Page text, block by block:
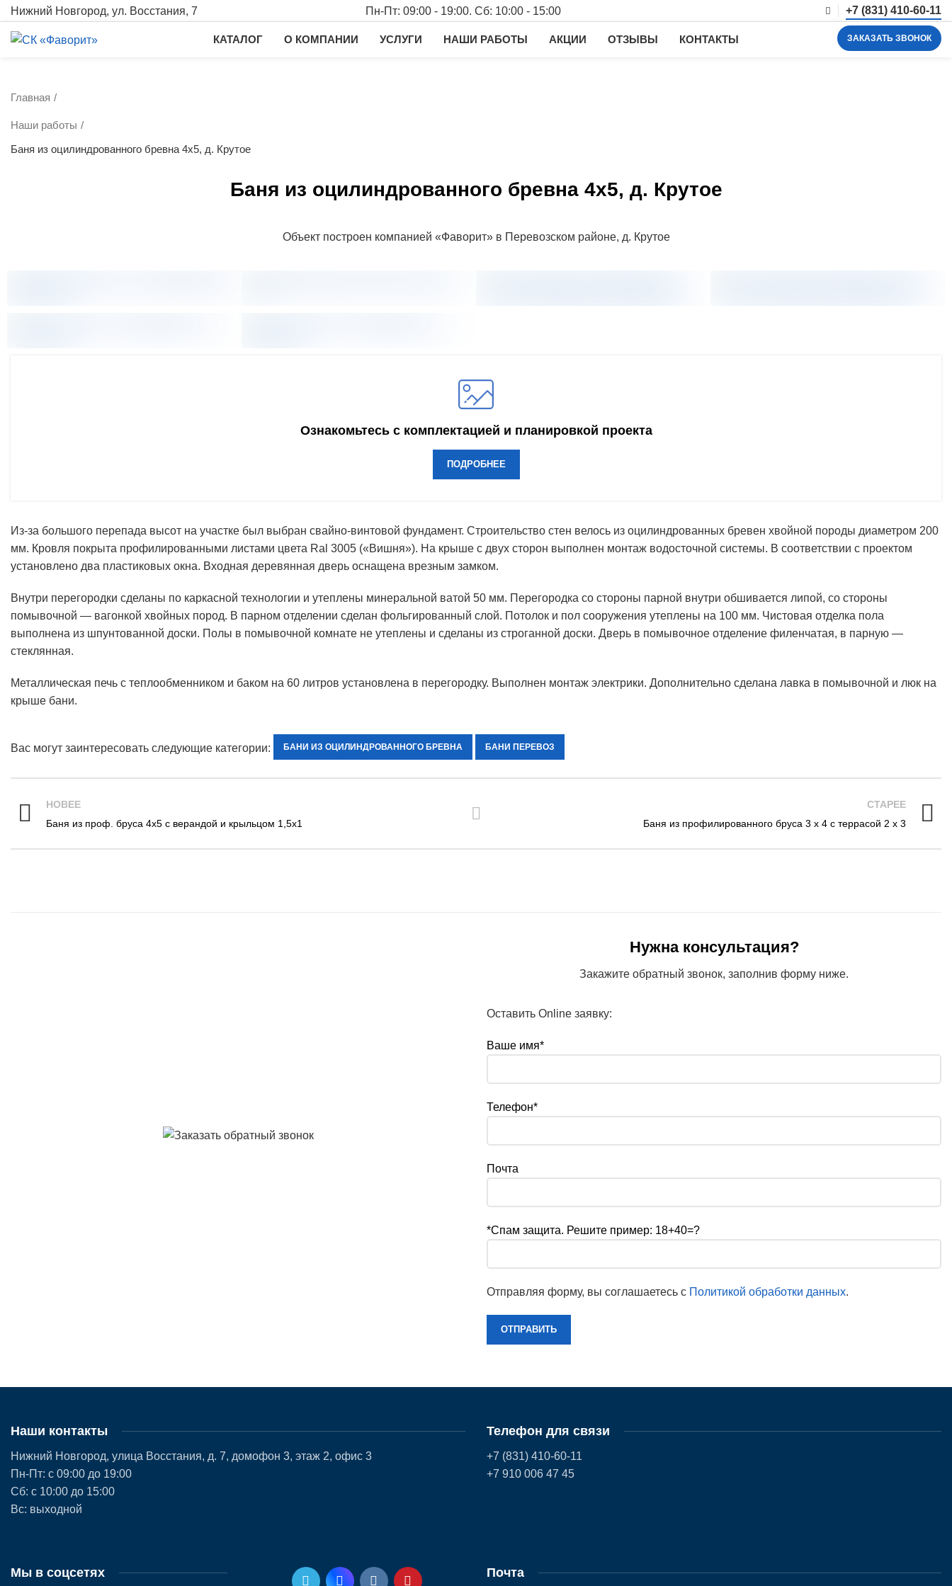
Нижний Новгород, ул. Восстания, 7 Пн-Пт: 09:00 - 19:00. Сб: 10:00 - 15:00 +7 (831) 410-60-11
КАТАЛОГ О КОМПАНИИ УСЛУГИ НАШИ РАБОТЫ АКЦИИ ОТЗЫВЫ КОНТАКТЫ ЗАКАЗАТЬ ЗВОНОК
Главная
Наши работы
Баня из оцилиндрованного бревна 4х5, д. Крутое
Баня из оцилиндрованного бревна 4х5, д. Крутое
Объект построен компанией «Фаворит» в Перевозском районе, д. Крутое
Ознакомьтесь с комплектацией и планировкой проекта
ПОДРОБНЕЕ
Из-за большого перепада высот на участке был выбран свайно-винтовой фундамент. Строительство стен велось из оцилиндрованных бревен хвойной породы диаметром 200
мм. Кровля покрыта профилированными листами цвета Ral 3005 («Вишня»). На крыше с двух сторон выполнен монтаж водосточной системы. В соответствии с проектом
установлено два пластиковых окна. Входная деревянная дверь оснащена врезным замком.
Внутри перегородки сделаны по каркасной технологии и утеплены минеральной ватой 50 мм. Перегородка со стороны парной внутри обшивается липой, со стороны
помывочной — вагонкой хвойных пород. В парном отделении сделан фольгированный слой. Потолок и пол сооружения утеплены на 100 мм. Чистовая отделка пола
выполнена из шпунтованной доски. Полы в помывочной комнате не утеплены и сделаны из строганной доски. Дверь в помывочное отделение филенчатая, в парную —
стеклянная.
Металлическая печь с теплообменником и баком на 60 литров установлена в перегородку. Выполнен монтаж электрики. Дополнительно сделана лавка в помывочной и люк на
крыше бани.
Вас могут заинтересовать следующие категории: БАНИ ИЗ ОЦИЛИНДРОВАННОГО БРЕВНА БАНИ ПЕРЕВОЗ
НОВЕЕ
Баня из проф. бруса 4х5 с верандой и крыльцом 1,5х1
СТАРЕЕ
Баня из профилированного бруса 3 х 4 с террасой 2 х 3
Нужна консультация?
Закажите обратный звонок, заполнив форму ниже.
Оставить Online заявку:
Ваше имя*
Телефон*
Почта
*Спам защита. Решите пример: 18+40=?
Отправляя форму, вы соглашаетесь с Политикой обработки данных.
Наши контакты
Нижний Новгород, улица Восстания, д. 7, домофон 3, этаж 2, офис 3
Пн-Пт: с 09:00 до 19:00
Сб: с 10:00 до 15:00
Вс: выходной
Телефон для связи
+7 (831) 410-60-11
+7 910 006 47 45
Мы в соцсетях Почта